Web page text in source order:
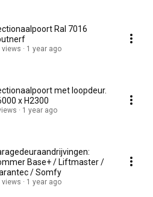
Ral 7016
views 1 year ago
met loopdeur.
x H2300
1 year ago
Base+ / Liftmaster /
/ Somfy
views 1 year ago